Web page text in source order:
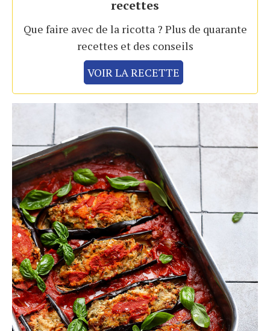
recettes
Que faire avec de la ricotta ? Plus de quarante
recettes et des conseils
VOIR LA RECETTE